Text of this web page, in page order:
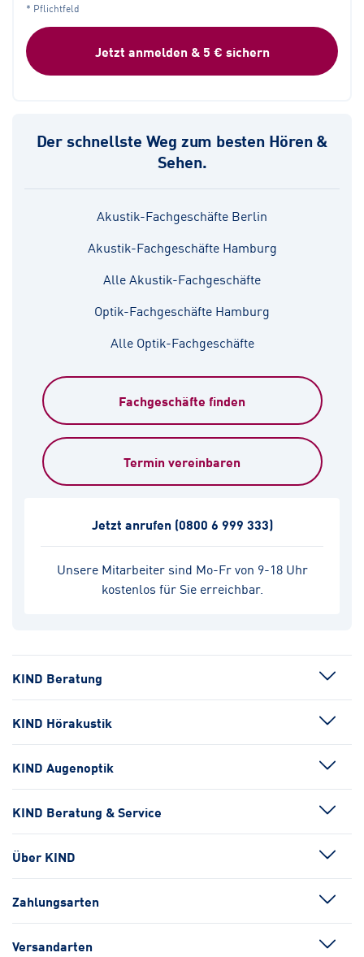
* Pflichtfeld
Jetzt anmelden & 5 € sichern
Der schnellste Weg zum besten Hören &
Sehen.
Akustik-Fachgeschäfte Berlin
Akustik-Fachgeschäfte Hamburg
Alle Akustik-Fachgeschäfte
Optik-Fachgeschäfte Hamburg
Alle Optik-Fachgeschäfte
Fachgeschäfte finden
Termin vereinbaren
Unsere Mitarbeiter sind Mo-Fr von 9-18 Uhr
kostenlos für Sie erreichbar.
Jetzt anrufen (0800 6 999 333)
KIND Beratung
KIND Hörakustik
KIND Augenoptik
KIND Beratung & Service
Über KIND
Zahlungsarten
Versandarten